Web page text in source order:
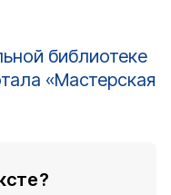
библиотеке
«Мастерская